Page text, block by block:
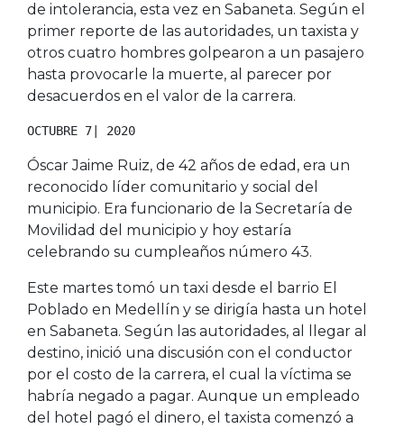
de intolerancia, esta vez en Sabaneta. Según el
primer reporte de las autoridades, un taxista y
otros cuatro hombres golpearon a un pasajero
hasta provocarle la muerte, al parecer por
desacuerdos en el valor de la carrera.
OCTUBRE 7| 2020
Óscar Jaime Ruiz, de 42 años de edad, era un
reconocido líder comunitario y social del
municipio. Era funcionario de la Secretaría de
Movilidad del municipio y hoy estaría
celebrando su cumpleaños número 43.
Este martes tomó un taxi desde el barrio El
Poblado en Medellín y se dirigía hasta un hotel
en Sabaneta. Según las autoridades, al llegar al
destino, inició una discusión con el conductor
por el costo de la carrera, el cual la víctima se
habría negado a pagar. Aunque un empleado
del hotel pagó el dinero, el taxista comenzó a